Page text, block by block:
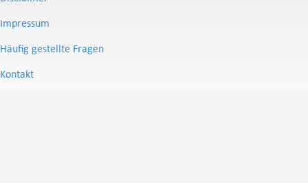
Impressum
Häufig gestellte Fragen
Kontakt